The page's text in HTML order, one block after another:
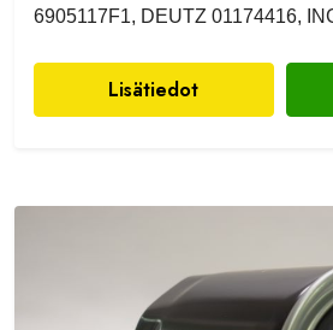
6905117F1, DEUTZ 01174416,
Lisätiedot